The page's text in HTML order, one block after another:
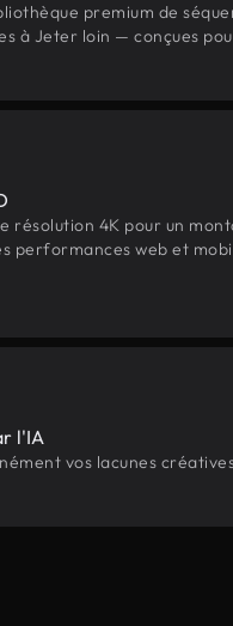
premium de
à Jeter loin — conçues
résolution 4K pour un
performances web et
l'IA
vos lacunes